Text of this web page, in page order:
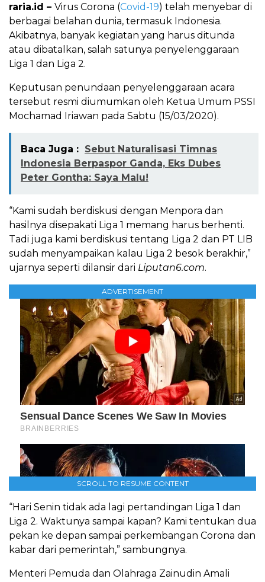
raria.id – Virus Corona (Covid-19) telah menyebar di
berbagai belahan dunia, termasuk Indonesia.
Akibatnya, banyak kegiatan yang harus ditunda
atau dibatalkan, salah satunya penyelenggaraan
Liga 1 dan Liga 2.
Keputusan penundaan penyelenggaraan acara
tersebut resmi diumumkan oleh Ketua Umum PSSI
Mochamad Iriawan pada Sabtu (15/03/2020).
Baca Juga : Sebut Naturalisasi Timnas
Indonesia Berpaspor Ganda, Eks Dubes
Peter Gontha: Saya Malu!
“Kami sudah berdiskusi dengan Menpora dan
hasilnya disepakati Liga 1 memang harus berhenti.
Tadi juga kami berdiskusi tentang Liga 2 dan PT LIB
sudah menyampaikan kalau Liga 2 besok berakhir,”
ujarnya seperti dilansir dari Liputan6.com.
ADVERTISEMENT
SCROLL TO RESUME CONTENT
“Hari Senin tidak ada lagi pertandingan Liga 1 dan
Liga 2. Waktunya sampai kapan? Kami tentukan dua
pekan ke depan sampai perkembangan Corona dan
kabar dari pemerintah,” sambungnya.
Menteri Pemuda dan Olahraga Zainudin Amali